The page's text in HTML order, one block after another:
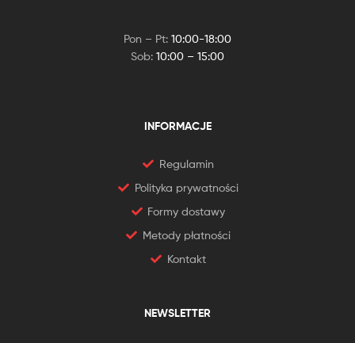
Pon – Pt: 10:00-18:00
Sob: 10:00 – 15:00
INFORMACJE
Regulamin
Polityka prywatności
Formy dostawy
Metody płatności
Kontakt
NEWSLETTER